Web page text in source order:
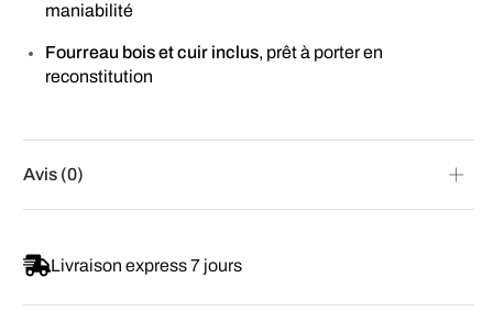
maniabilité
Fourreau bois et cuir inclus, prêt à porter en
reconstitution
Avis (0)
Livraison express 7 jours